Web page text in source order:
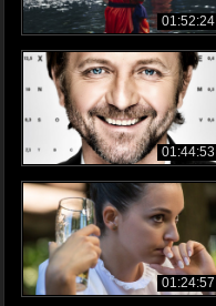
01:52:24
01:44:53
01:24:57